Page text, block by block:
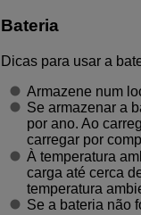
Bateria
Dicas para usar a
Armazene num
Se armazenar a
por ano. Ao
carregar por
À temperatura
carga até cerca
temperatura
Se a bateria não